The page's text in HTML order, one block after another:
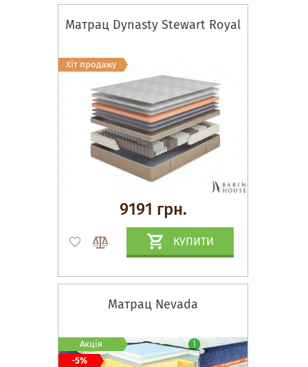
Матрац Dynasty Stewart Royal
9191 грн.
КУПИТИ
Хіт продажу
Матрац Nevada
Акція
-5%